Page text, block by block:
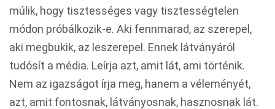
múlik, hogy tisztességes vagy tisztességtelen
módon próbálkozik-e. Aki fennmarad, az szerepel,
aki megbukik, az leszerepel. Ennek látványáról
tudósít a média. Leírja azt, amit lát, ami történik.
Nem az igazságot írja meg, hanem a véleményét,
azt, amit fontosnak, látványosnak, hasznosnak lát.